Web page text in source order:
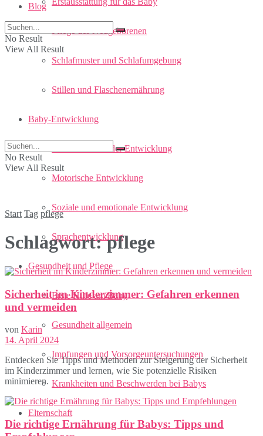
Pflege des Neugeborenen
Schlafmuster und Schlafumgebung
Stillen und Flaschenernährung
Baby-Entwicklung
Meilensteine in der Entwicklung
Motorische Entwicklung
Soziale und emotionale Entwicklung
Sprachentwicklung
Gesundheit und Pflege
Erste Hilfe am Baby
Gesundheit allgemein
Impfungen und Vorsorgeuntersuchungen
Krankheiten und Beschwerden bei Babys
Elternschaft
Blog
No Result
View All Result
No Result
View All Result
Start Tag pflege
Schlagwort:pflege
Sicherheit im Kinderzimmer: Gefahren erkennen
und vermeiden
von Karin
14. April 2024
Entdecken Sie Tipps und Methoden zur Steigerung der Sicherheit
im Kinderzimmer und lernen, wie Sie potenzielle Risiken
minimieren.
Die richtige Ernährung für Babys: Tipps und